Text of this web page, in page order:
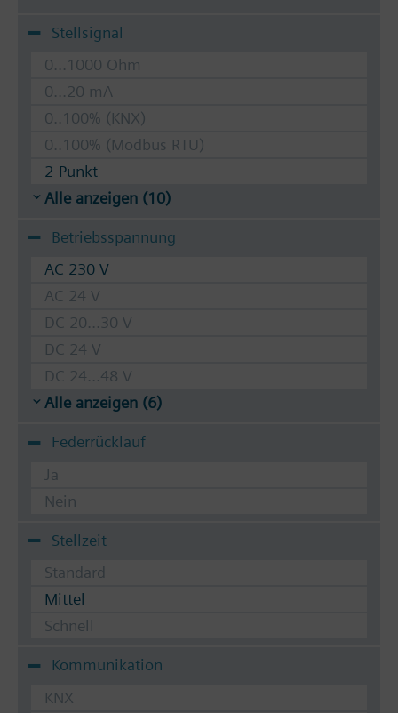
Stellsignal
0...1000 Ohm
0...20 mA
0..100% (KNX)
0..100% (Modbus RTU)
2-Punkt
Alle anzeigen (10)
Betriebsspannung
AC 230 V
AC 24 V
DC 20...30 V
DC 24 V
DC 24...48 V
Alle anzeigen (6)
Federrücklauf
Ja
Nein
Stellzeit
Standard
Mittel
Schnell
Kommunikation
KNX